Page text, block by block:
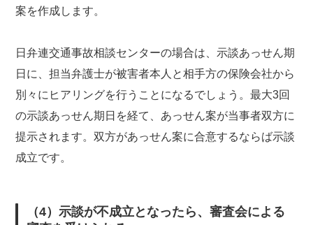
案を作成します。
日弁連交通事故相談センターの場合は、示談あっせん期
日に、担当弁護士が被害者本人と相手方の保険会社から
別々にヒアリングを行うことになるでしょう。最大3回
の示談あっせん期日を経て、あっせん案が当事者双方に
提示されます。双方があっせん案に合意するならば示談
成立です。
（4）示談が不成立となったら、審査会による